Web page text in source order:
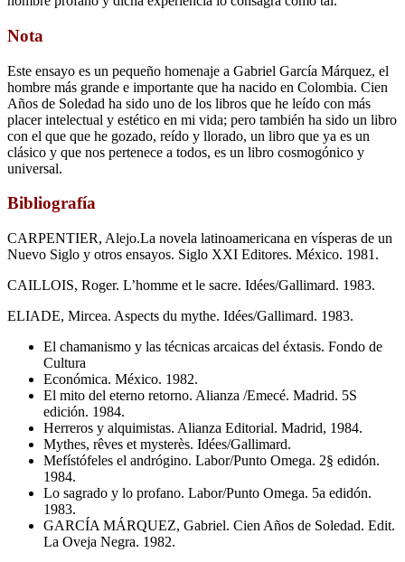
Nota
Este ensayo es un pequeño homenaje a Gabriel García Márquez, el
hombre más grande e importante que ha nacido en Colombia. Cien
Años de Soledad ha sido uno de los libros que he leído con más
placer intelectual y estético en mi vida; pero también ha sido un libro
con el que que he gozado, reído y llorado, un libro que ya es un
clásico y que nos pertenece a todos, es un libro cosmogónico y
universal.
Bibliografía
CARPENTIER, Alejo.La novela latinoamericana en vísperas de un
Nuevo Siglo y otros ensayos. Siglo XXI Editores. México. 1981.
CAILLOIS, Roger. L’homme et le sacre. Idées/Gallimard. 1983.
ELIADE, Mircea. Aspects du mythe. Idées/Gallimard. 1983.
El chamanismo y las técnicas arcaicas del éxtasis. Fondo de
Cultura
Económica. México. 1982.
El mito del eterno retorno. Alianza /Emecé. Madrid. 5S
edición. 1984.
Herreros y alquimistas. Alianza Editorial. Madrid, 1984.
Mythes, rêves et mysterès. Idées/Gallimard.
Mefístófeles el andrógino. Labor/Punto Omega. 2§ edidón.
1984.
Lo sagrado y lo profano. Labor/Punto Omega. 5a edidón.
1983.
GARCÍA MÁRQUEZ, Gabriel. Cien Años de Soledad. Edit.
La Oveja Negra. 1982.